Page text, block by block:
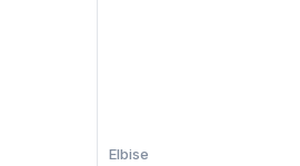
Elbise